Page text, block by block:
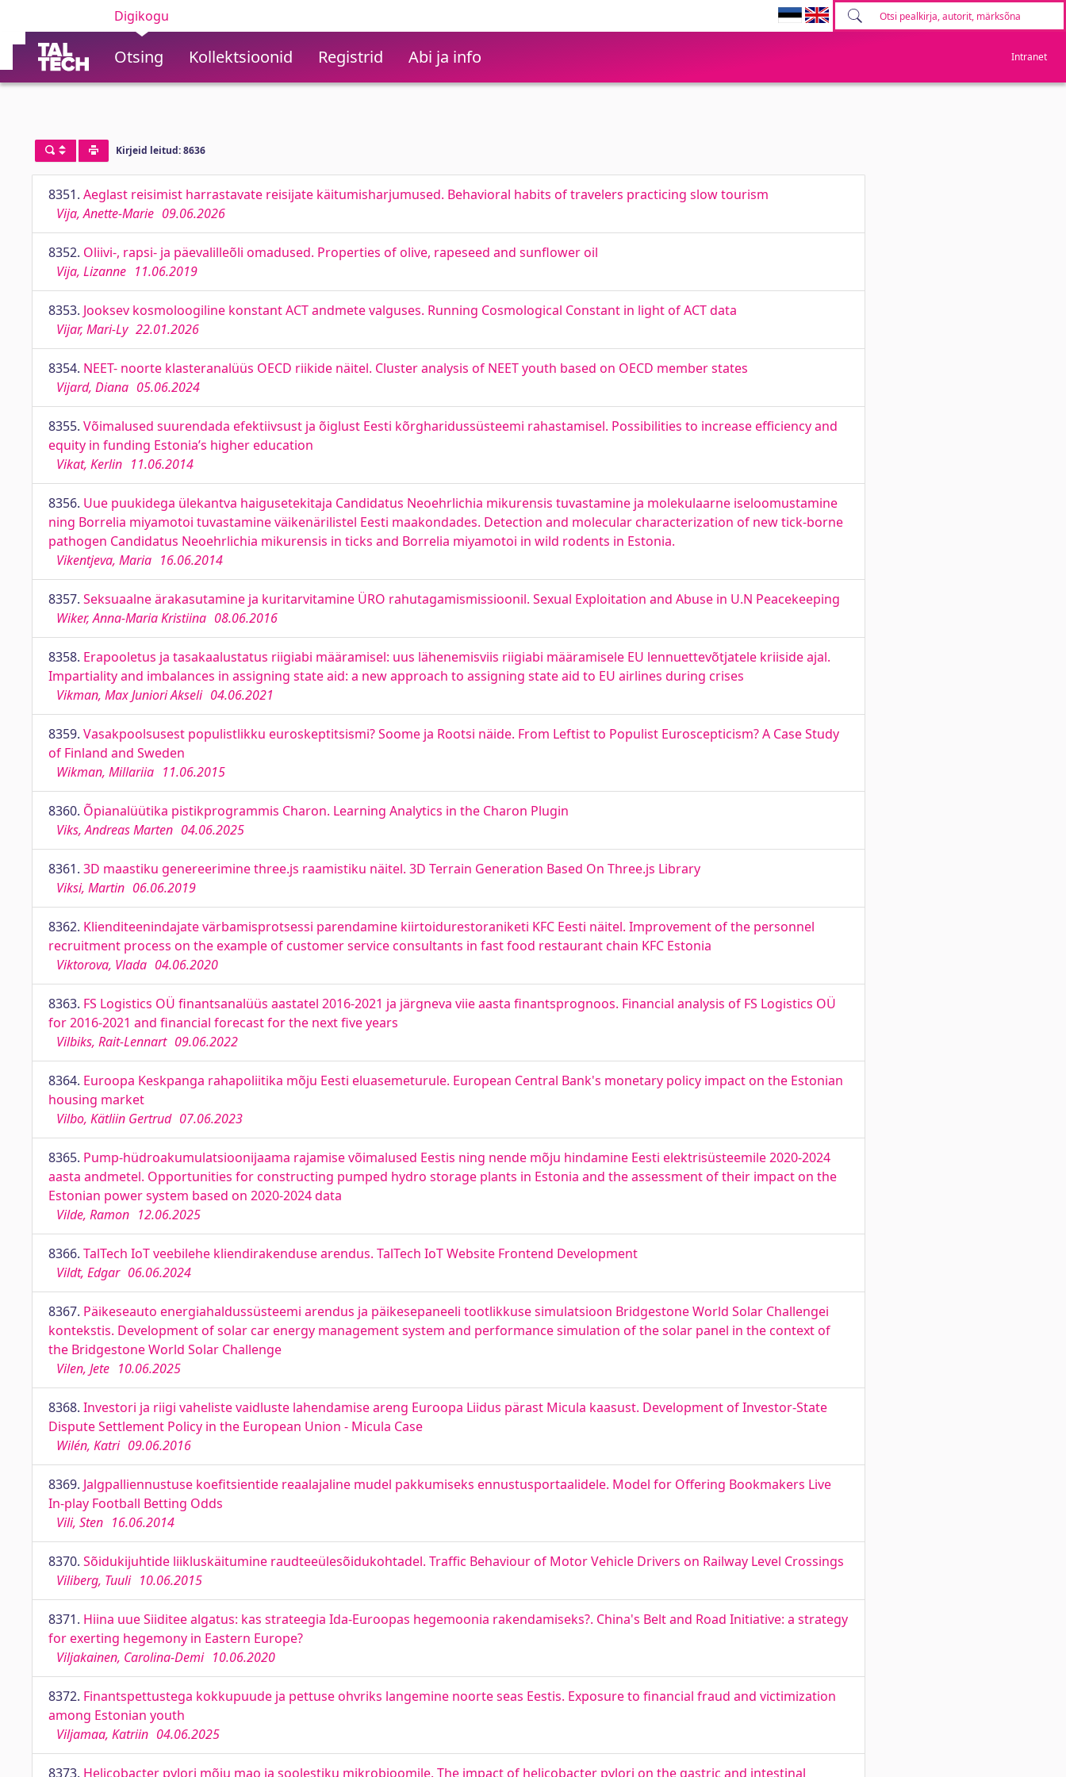
Digikogu
Otsing Kollektsioonid Registrid Abi ja info Intranet
Kirjeid leitud: 8636
8351. Aeglast reisimist harrastavate reisijate käitumisharjumused. Behavioral habits of travelers practicing slow tourism
Vija, Anette-Marie 09.06.2026
8352. Oliivi-, rapsi- ja päevalilleõli omadused. Properties of olive, rapeseed and sunflower oil
Vija, Lizanne 11.06.2019
8353. Jooksev kosmoloogiline konstant ACT andmete valguses. Running Cosmological Constant in light of ACT data
Vijar, Mari-Ly 22.01.2026
8354. NEET- noorte klasteranalüüs OECD riikide näitel. Cluster analysis of NEET youth based on OECD member states
Vijard, Diana 05.06.2024
8355. Võimalused suurendada efektiivsust ja õiglust Eesti kõrgharidussüsteemi rahastamisel. Possibilities to increase efficiency and
equity in funding Estonia’s higher education
Vikat, Kerlin 11.06.2014
8356. Uue puukidega ülekantva haigusetekitaja Candidatus Neoehrlichia mikurensis tuvastamine ja molekulaarne iseloomustamine
ning Borrelia miyamotoi tuvastamine väikenärilistel Eesti maakondades. Detection and molecular characterization of new tick-borne
pathogen Candidatus Neoehrlichia mikurensis in ticks and Borrelia miyamotoi in wild rodents in Estonia.
Vikentjeva, Maria 16.06.2014
8357. Seksuaalne ärakasutamine ja kuritarvitamine ÜRO rahutagamismissioonil. Sexual Exploitation and Abuse in U.N Peacekeeping
Wiker, Anna-Maria Kristiina 08.06.2016
8358. Erapooletus ja tasakaalustatus riigiabi määramisel: uus lähenemisviis riigiabi määramisele EU lennuettevõtjatele kriiside ajal.
Impartiality and imbalances in assigning state aid: a new approach to assigning state aid to EU airlines during crises
Vikman, Max Juniori Akseli 04.06.2021
8359. Vasakpoolsusest populistlikku euroskeptitsismi? Soome ja Rootsi näide. From Leftist to Populist Euroscepticism? A Case Study
of Finland and Sweden
Wikman, Millariia 11.06.2015
8360. Õpianalüütika pistikprogrammis Charon. Learning Analytics in the Charon Plugin
Viks, Andreas Marten 04.06.2025
8361. 3D maastiku genereerimine three.js raamistiku näitel. 3D Terrain Generation Based On Three.js Library
Viksi, Martin 06.06.2019
8362. Klienditeenindajate värbamisprotsessi parendamine kiirtoidurestoraniketi KFC Eesti näitel. Improvement of the personnel
recruitment process on the example of customer service consultants in fast food restaurant chain KFC Estonia
Viktorova, Vlada 04.06.2020
8363. FS Logistics OÜ finantsanalüüs aastatel 2016-2021 ja järgneva viie aasta finantsprognoos. Financial analysis of FS Logistics OÜ
for 2016-2021 and financial forecast for the next five years
Vilbiks, Rait-Lennart 09.06.2022
8364. Euroopa Keskpanga rahapoliitika mõju Eesti eluasemeturule. European Central Bank's monetary policy impact on the Estonian
housing market
Vilbo, Kätliin Gertrud 07.06.2023
8365. Pump-hüdroakumulatsioonijaama rajamise võimalused Eestis ning nende mõju hindamine Eesti elektrisüsteemile 2020-2024
aasta andmetel. Opportunities for constructing pumped hydro storage plants in Estonia and the assessment of their impact on the
Estonian power system based on 2020-2024 data
Vilde, Ramon 12.06.2025
8366. TalTech IoT veebilehe kliendirakenduse arendus. TalTech IoT Website Frontend Development
Vildt, Edgar 06.06.2024
8367. Päikeseauto energiahaldussüsteemi arendus ja päikesepaneeli tootlikkuse simulatsioon Bridgestone World Solar Challengei
kontekstis. Development of solar car energy management system and performance simulation of the solar panel in the context of
the Bridgestone World Solar Challenge
Vilen, Jete 10.06.2025
8368. Investori ja riigi vaheliste vaidluste lahendamise areng Euroopa Liidus pärast Micula kaasust. Development of Investor-State
Dispute Settlement Policy in the European Union - Micula Case
Wilén, Katri 09.06.2016
8369. Jalgpalliennustuse koefitsientide reaalajaline mudel pakkumiseks ennustusportaalidele. Model for Offering Bookmakers Live
In-play Football Betting Odds
Vili, Sten 16.06.2014
8370. Sõidukijuhtide liikluskäitumine raudteeülesõidukohtadel. Traffic Behaviour of Motor Vehicle Drivers on Railway Level Crossings
Viliberg, Tuuli 10.06.2015
8371. Hiina uue Siiditee algatus: kas strateegia Ida-Euroopas hegemoonia rakendamiseks?. China's Belt and Road Initiative: a strategy
for exerting hegemony in Eastern Europe?
Viljakainen, Carolina-Demi 10.06.2020
8372. Finantspettustega kokkupuude ja pettuse ohvriks langemine noorte seas Eestis. Exposure to financial fraud and victimization
among Estonian youth
Viljamaa, Katriin 04.06.2025
8373. Helicobacter pylori mõju mao ja soolestiku mikrobioomile. The impact of helicobacter pylori on the gastric and intestinal